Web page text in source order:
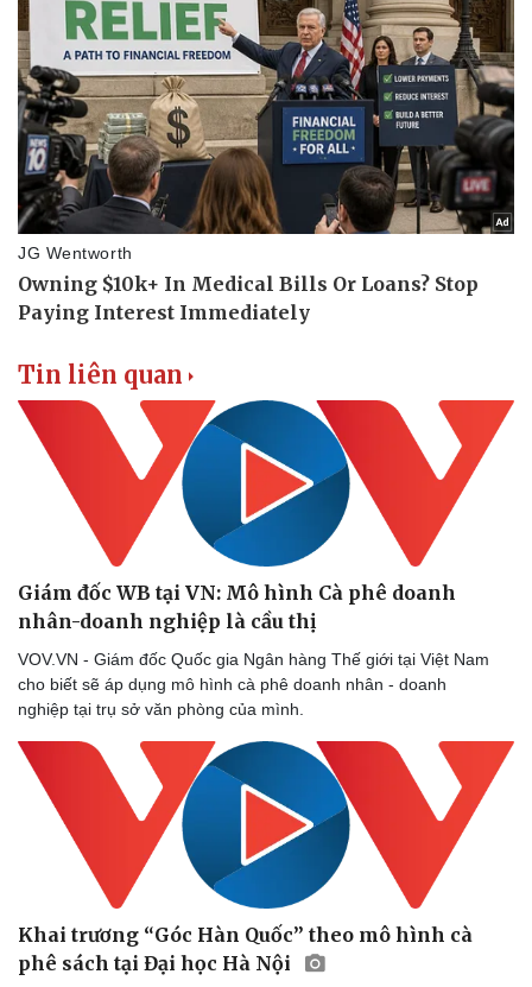
Tin liên quan
Giám đốc WB tại VN: Mô hình Cà phê doanh
nhân-doanh nghiệp là cầu thị
VOV.VN - Giám đốc Quốc gia Ngân hàng Thế giới tại Việt Nam
cho biết sẽ áp dụng mô hình cà phê doanh nhân - doanh
nghiệp tại trụ sở văn phòng của mình.
Khai trương “Góc Hàn Quốc” theo mô hình cà
phê sách tại Đại học Hà Nội